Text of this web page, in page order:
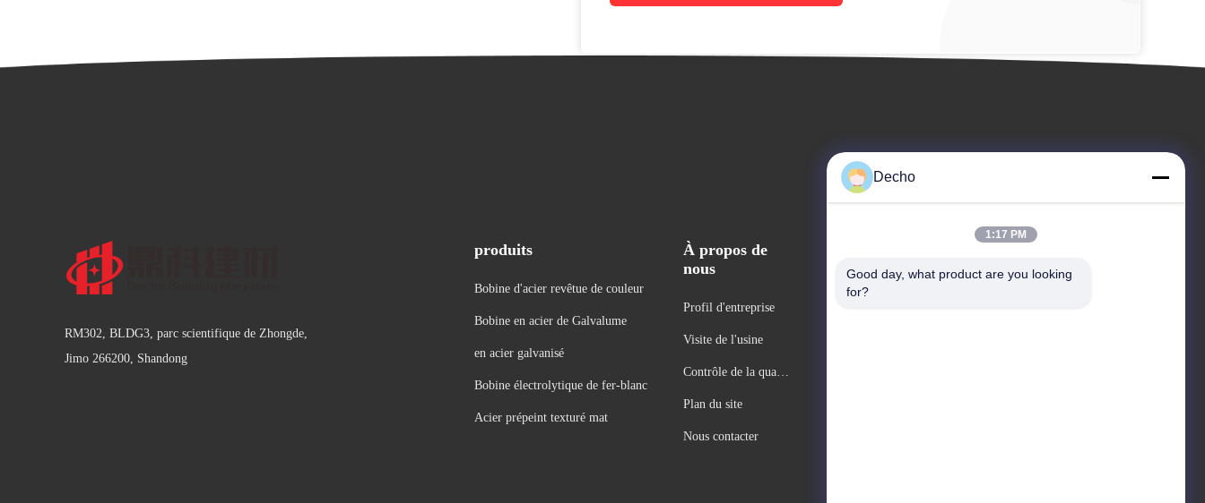
RM302, BLDG3, parc scientifique de Zhongde,
Jimo 266200, Shandong
produits
Bobine d'acier revêtue de couleur
Bobine en acier de Galvalume
en acier galvanisé
Bobine électrolytique de fer-blanc
Acier prépeint texturé mat
À propos de
nous
Profil d'entreprise
Visite de l'usine
Contrôle de la qualit
Plan du site
Nous contacter
Les affaires
Decho
1:17 PM
Good day, what product are you looking
for?